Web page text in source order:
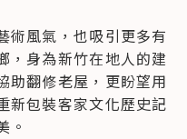
術風氣，也吸引更多有
，身為新竹在地人的建
助翻修老屋，更盼望用
新包裝客家文化歷史記
。